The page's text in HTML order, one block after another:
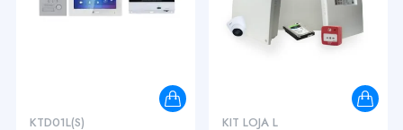
KTD01L(S) KIT LOJA L